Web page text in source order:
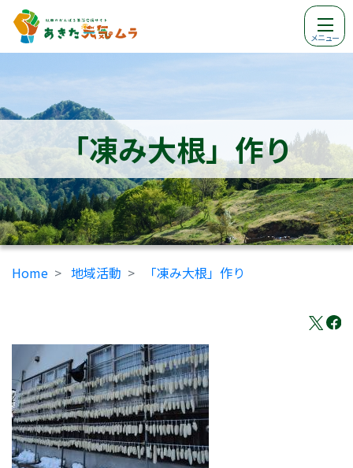
メニュー
「凍み大根」作り
Home 地域活動 「凍み大根」作り